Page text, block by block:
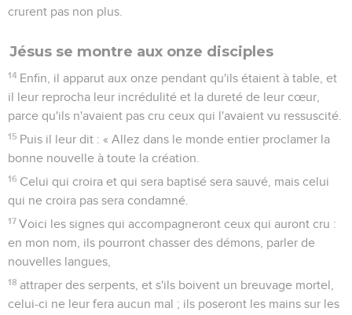
crurent pas non plus.
Jésus se montre aux onze disciples
14 Enfin, il apparut aux onze pendant qu'ils étaient à table, et
il leur reprocha leur incrédulité et la dureté de leur cœur,
parce qu'ils n'avaient pas cru ceux qui l'avaient vu ressuscité.
15 Puis il leur dit : « Allez dans le monde entier proclamer la
bonne nouvelle à toute la création.
16 Celui qui croira et qui sera baptisé sera sauvé, mais celui
qui ne croira pas sera condamné.
17 Voici les signes qui accompagneront ceux qui auront cru :
en mon nom, ils pourront chasser des démons, parler de
nouvelles langues,
18 attraper des serpents, et s'ils boivent un breuvage mortel,
celui-ci ne leur fera aucun mal ; ils poseront les mains sur les